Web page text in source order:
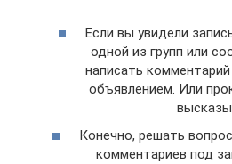
Если вы увидели
одной из групп или
написать
объявлением. Или
Конечно, решать
комментариев под